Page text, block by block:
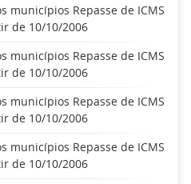
municípios Repasse de ICMS
de 10/10/2006
municípios Repasse de ICMS
de 10/10/2006
municípios Repasse de ICMS
de 10/10/2006
municípios Repasse de ICMS
de 10/10/2006